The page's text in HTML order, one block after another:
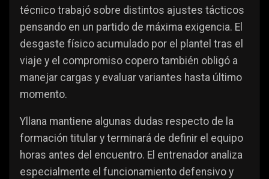
técnico trabajó sobre distintos ajustes tácticos
pensando en un partido de máxima exigencia. El
desgaste físico acumulado por el plantel tras el
viaje y el compromiso copero también obligó a
manejar cargas y evaluar variantes hasta último
momento.
Yllana mantiene algunas dudas respecto de la
formación titular y terminará de definir el equipo
horas antes del encuentro. El entrenador analiza
especialmente el funcionamiento defensivo y